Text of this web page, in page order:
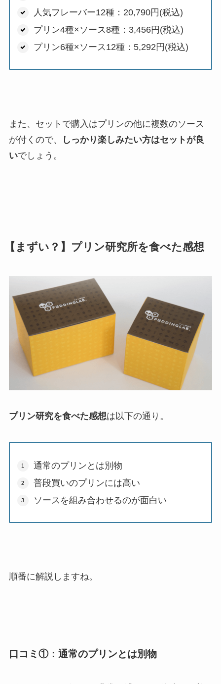
人気フレーバー12種：20,790円(税込)
プリン4種×ソース8種：3,456円(税込)
プリン6種×ソース12種：5,292円(税込)
また、セットで購入はプリンの他に複数のソース
が付くので、
しっかり楽しみたい方はセットが良
いでしょう。
【まずい？】プリン研究所を食べた感想
プリン研究を食べた感想は以下の通り。
通常のプリンとは別物
普段買いのプリンには高い
ソースを組み合わせるのが面白い
順番に解説しますね。
口コミ①：通常のプリンとは別物